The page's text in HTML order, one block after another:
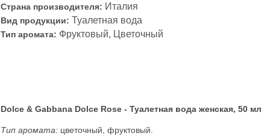
Страна производителя: Италия
Вид продукции: Туалетная вода
Тип аромата: Фруктовый, Цветочный
Dolce & Gabbana Dolce Rose - Туалетная вода женская, 50 мл
Тип аромата: цветочный, фруктовый.